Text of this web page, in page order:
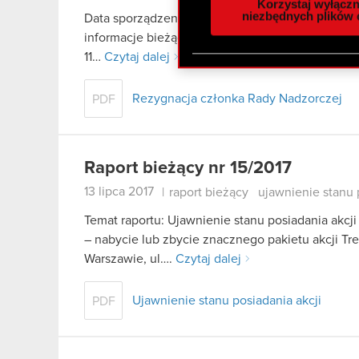
społecznościowym,
otrzymanymi od Ciebie
zgadasz się na używanie
Korzystaj
niezbędnych plików
Data sporządzenia raportu: 11 września 2017 r.
informacje bieżące i okresowe Zarząd spółki CD
11… Czytaj dalej
PDF Rezygnacja członka Rady Nadzorczej
Raport bieżący nr 15/2017
13 lipca 2017 raport bieżący ujawnienie stanu
Temat raportu: Ujawnienie stanu posiadania
– nabycie lub zbycie znacznego pakietu akcji
Warszawie, ul…. Czytaj dalej
PDF Ujawnienie stanu posiadania akcji